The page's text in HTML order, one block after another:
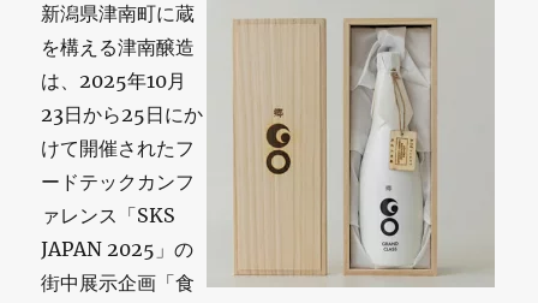
新潟県津南町に蔵
を構える津南醸造
は、2025年10月
23日から25日にか
けて開催されたフ
ードテックカンフ
ァレンス「SKS
JAPAN 2025」の
街中展示企画「食